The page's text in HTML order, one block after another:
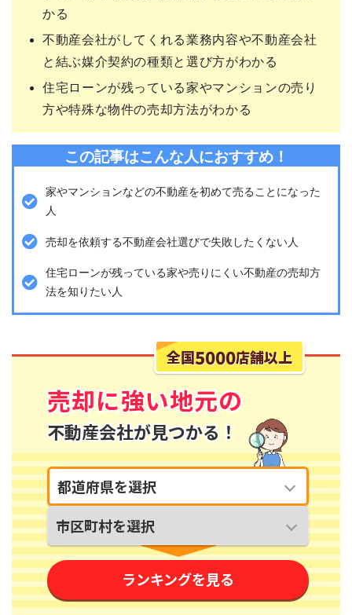
かる
不動産会社がしてくれる業務内容や不動産会社
と結ぶ媒介契約の種類と選び方がわかる
住宅ローンが残っている家やマンションの売り
方や特殊な物件の売却方法がわかる
この記事はこんな人におすすめ！
家やマンションなどの不動産を初めて売ることになった
人
売却を依頼する不動産会社選びで失敗したくない人
住宅ローンが残っている家や売りにくい不動産の売却方
法を知りたい人